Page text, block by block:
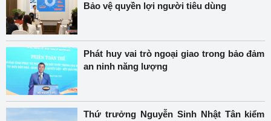
Bảo vệ quyền lợi người tiêu dùng
Phát huy vai trò ngoại giao trong bảo đảm
an ninh năng lượng
Thứ trưởng Nguyễn Sinh Nhật Tân kiểm